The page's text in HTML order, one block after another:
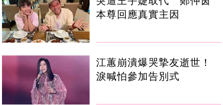
本尊回應真實主因
江蕙崩潰爆哭摯友逝世！
淚喊怕參加告別式